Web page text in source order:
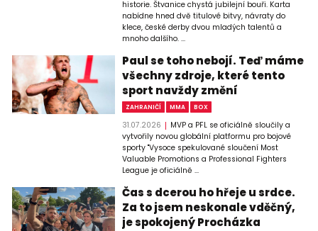
historie. Štvanice chystá jubilejní bouři. Karta
nabídne hned dvě titulové bitvy, návraty do
klece, české derby dvou mladých talentů a
mnoho dalšího. ...
Paul se toho nebojí. Teď máme
všechny zdroje, které tento
sport navždy změní
ZAHRANIČÍ MMA BOX
31.07.2026
MVP a PFL se oficiálně sloučily a
vytvořily novou globální platformu pro bojové
sporty "Vysoce spekulované sloučení Most
Valuable Promotions a Professional Fighters
League je oficiálně ...
Čas s dcerou ho hřeje u srdce.
Za to jsem neskonale vděčný,
je spokojený Procházka